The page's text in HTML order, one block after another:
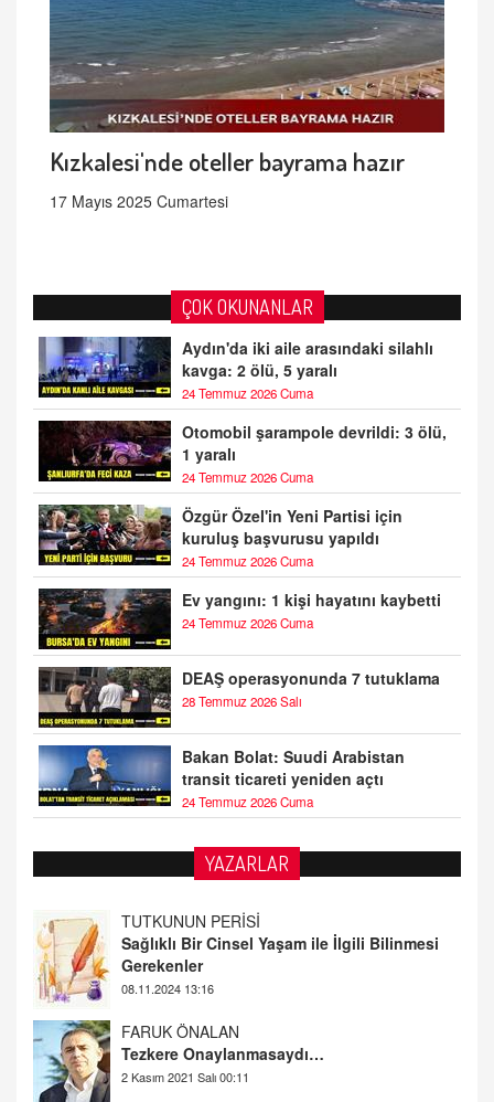
Kızkalesi'nde oteller bayrama hazır
17 Mayıs 2025 Cumartesi
ÇOK OKUNANLAR
Aydın'da iki aile arasındaki silahlı
kavga: 2 ölü, 5 yaralı
24 Temmuz 2026 Cuma
Otomobil şarampole devrildi: 3 ölü,
1 yaralı
24 Temmuz 2026 Cuma
Özgür Özel'in Yeni Partisi için
kuruluş başvurusu yapıldı
24 Temmuz 2026 Cuma
Ev yangını: 1 kişi hayatını kaybetti
24 Temmuz 2026 Cuma
DEAŞ operasyonunda 7 tutuklama
28 Temmuz 2026 Salı
Bakan Bolat: Suudi Arabistan
transit ticareti yeniden açtı
24 Temmuz 2026 Cuma
YAZARLAR
Sağlıklı Bir Cinsel Yaşam ile İlgili Bilinmesi
Gerekenler
08.11.2024 13:16
Tezkere Onaylanmasaydı…
2 Kasım 2021 Salı 00:11